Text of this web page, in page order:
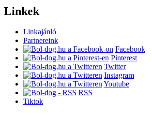
Linkek
Linkajánló
Partnereink
Facebook
Pinterest
Twitter
Instagram
Youtube
RSS
Tiktok